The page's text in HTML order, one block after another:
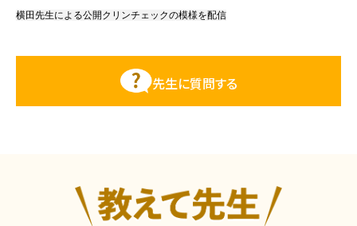
横田先生による公開クリンチェックの模様を配信
先生に質問する